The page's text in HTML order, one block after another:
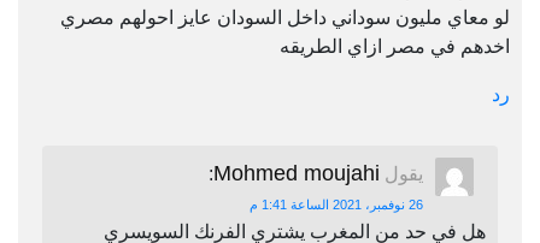
لو معاي مليون سوداني داخل السودان عايز احولهم مصري
اخدهم في مصر ازاي الطريقه
رد
يقول Mohmed moujahi
:
26 نوفمبر، 2021 الساعة 1:41 م
هل في حد من المغرب يشتري الفرنك السويسري